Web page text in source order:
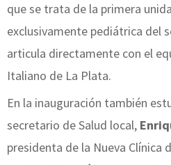
que se trata de la primera
exclusivamente pediátrica del
articula directamente con el
Italiano de La Plata.
En la inauguración también
secretario de Salud local,
presidenta de la Nueva Clínica